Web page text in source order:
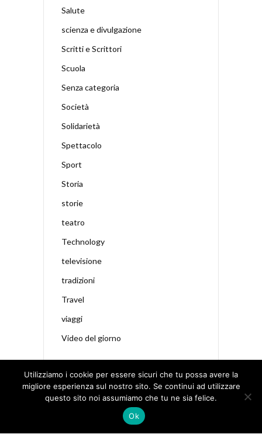
Salute
scienza e divulgazione
Scritti e Scrittori
Scuola
Senza categoria
Società
Solidarietà
Spettacolo
Sport
Storia
storie
teatro
Technology
televisione
tradizioni
Travel
viaggi
Video del giorno
Utilizziamo i cookie per essere sicuri che tu possa avere la
migliore esperienza sul nostro sito. Se continui ad utilizzare
questo sito noi assumiamo che tu ne sia felice.
Ok